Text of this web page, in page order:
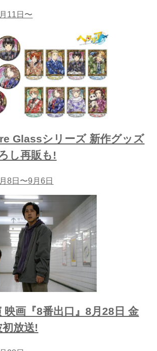
11日〜
Glassシリーズ 新作グッズ
し再販も!
8日〜9月6日
映画『8番出口』8月28日 金
放送!